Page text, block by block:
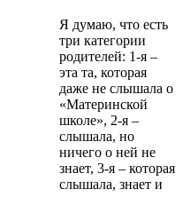
Я думаю, что есть
три категории
родителей: 1-я –
эта та, которая
даже не слышала о
«Материнской
школе», 2-я –
слышала, но
ничего о ней не
знает, 3-я – которая
слышала, знает и